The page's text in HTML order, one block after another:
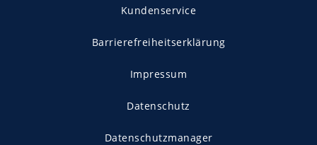
Kundenservice
Barrierefreiheitserklärung
Impressum
Datenschutz
Datenschutzmanager